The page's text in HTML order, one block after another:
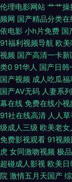
网站 国产绿帽Av 熟
码 亚洲国产日韩系列
新现看 欧美性爱自
线观看 91网址在线观
本色 日韩欧美 欧美
插 九一一区 日韩色片
屏 久久豆花福利 人妖
伦理电影网站 艹艹操
频网 国产精品分类在
依电影 小h片免费 国
91福利视频导航 欧
视频 国产高清一卡新
类0 91华人 国产日韩
国产视频 成人吃瓜福
国产AV无码 人妻系列
幕在线 免费在线小视
91社在线高清 人人
级成人三级 欧美老
免费影视观看 91视
虎 女同激吻视频 极
超碰成人影视 欧美
院 激情五月天国产